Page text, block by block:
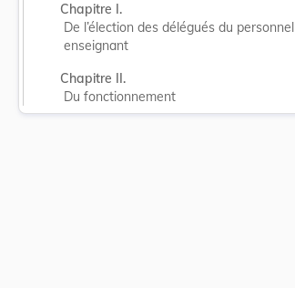
Chapitre I.
De l’élection des délégués du personnel
enseignant
Chapitre II.
Du fonctionnement